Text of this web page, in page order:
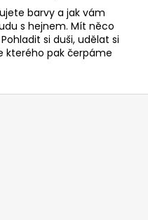
barvy a jak vám
s hejnem. Mít něco
si duši, udělat si
kterého pak čerpáme